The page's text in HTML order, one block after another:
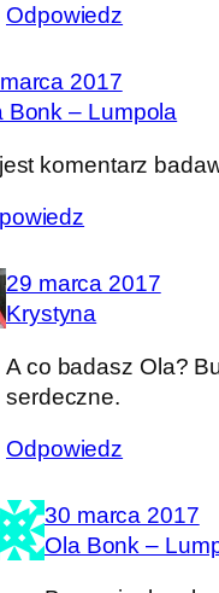
Odpowiedz
2017
Bonk – Lumpola
komentarz
29 marca 2017
Krystyna
A co badasz Ola?
serdeczne.
Odpowiedz
30 marca 2017
Ola Bonk –